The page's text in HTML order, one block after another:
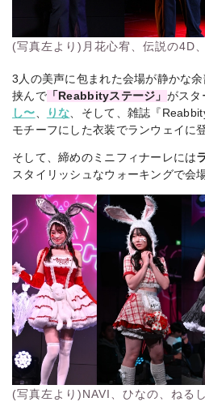
(写真左より)月花心宥、伝説の4D
3人の美声に包まれた会場が静かな
挟んで「Reabbityステージ」 がスタ
し〜
りな 、そして、雑誌『
モチーフにした衣装でランウェイに
そして、締めのミニフィナーレには
スタイリッシュなウォーキングで会
(写真左より)NAVI、ひなの、ねる